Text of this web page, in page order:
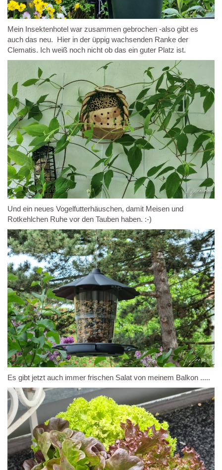
Mein Insektenhotel war zusammen gebrochen -also gibt es
auch das neu. Hier in der üppig wachsenden Ranke der
Clematis. Ich weiß noch nicht ob das ein guter Platz ist.
Und ein neues Vogelfutterhäuschen, damit Meisen und
Rotkehlchen Ruhe vor den Tauben haben. :-)
Es gibt jetzt auch immer frischen Salat von meinem Balkon .....